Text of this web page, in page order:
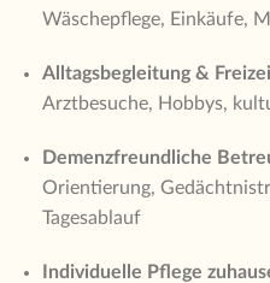
Wäschepflege, Einkäufe,
Alltagsbegleitung &
Arztbesuche, Hobbys,
Demenzfreundliche
Orientierung,
Tagesablauf
Individuelle Pflege